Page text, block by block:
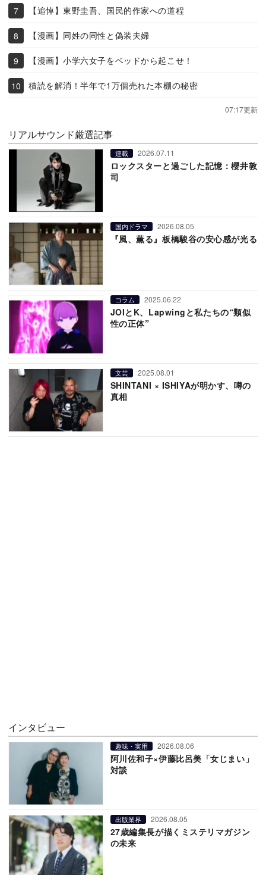
【追悼】東野圭吾、国民的作家への道程
【漫画】同姓の同性と偽装夫婦
【漫画】小学六女子をベッドから起こせ！
積読を解消！半年で1万個売れた本棚の秘密
07:17更新
リアルサウンド厳選記事
連載 2026.07.11
ロックスターと過ごした記憶：櫻井敦
司
国内ドラマ 2026.08.05
『風、薫る』板橋駿谷の安心感が光る
コラム 2025.06.22
JOIとK、Lapwingと私たちの“類似
性の正体”
文芸 2025.08.01
SHINTANI × ISHIYAが明かす、噂の
真相
インタビュー
趣味・実用 2026.08.06
阿川佐和子×伊藤比呂美「女じまい」
対談
出版業界 2026.08.05
27歳編集長が描くミステリマガジン
の未来